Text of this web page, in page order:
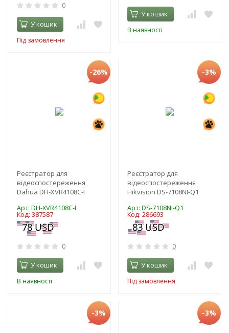
0
У кошик
Під замовлення
У кошик
В наявності
-26%
Реєстратор для
відеоспостереження
Dahua DH-XVR4108C-I
Арт: DH-XVR4108C-I
Код: 387587
0
У кошик
В наявності
-3%
Реєстратор для
відеоспостереження
Hikvision DS-7108NI-Q1
Арт: DS-7108NI-Q1
Код: 286693
0
У кошик
Під замовлення
-3% -3%